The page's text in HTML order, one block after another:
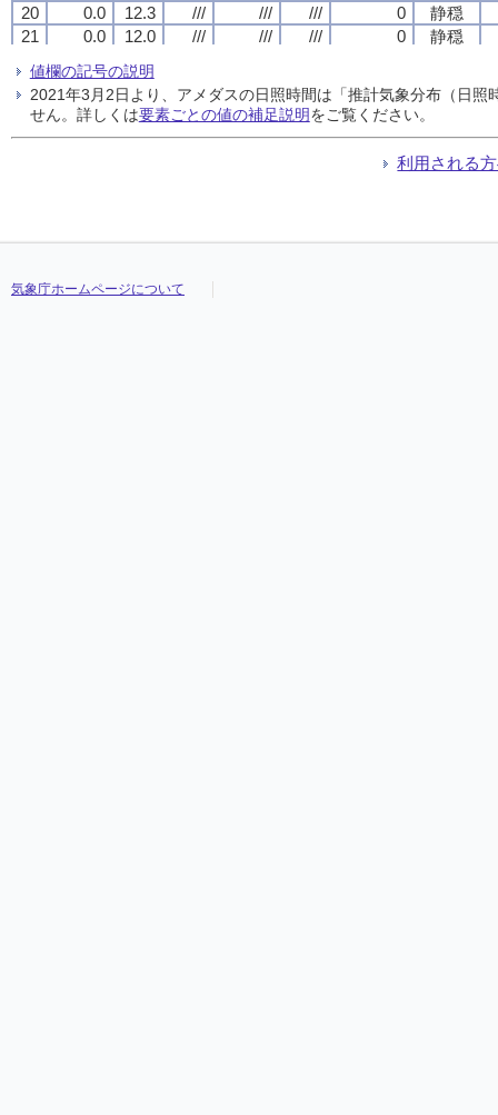
20
0.0 12.3 /// /// /// 0
静穏
21
0.0 12.0 /// /// /// 0
静穏
11.4
23
0.0 13.0
南東
24
0.0 13.3 /// /// /// 5 南南東
20
0.0 12.3 /// /// /// 0
静穏
21
0.0 12.0 /// /// /// 0
静穏
11.4
23
0.0 13.0
南東
24
0.0 13.3 /// /// /// 5 南南東
20
0.0 12.3 /// /// /// 0
静穏
21
0.0 12.0 /// /// /// 0
静穏
11.4
23
0.0 13.0
南東
24
0.0 13.3 /// /// /// 5 南南東
20
0.0 12.3 /// /// /// 0
静穏
21
0.0 12.0 /// /// /// 0
静穏
11.4
23
0.0 13.0
南東
24
0.0 13.3 /// /// /// 5 南南東
値欄の記号の説明
2021年3月2日より、アメダスの日照時間は「推計気象分布（日
せん。詳しくは要素ごとの値の補足説明をご覧ください。
利用される
気象庁ホームページについて